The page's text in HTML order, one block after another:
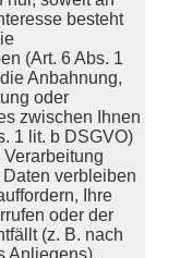
besteht
(Art. 6 Abs. 1
Anbahnung,
oder
zwischen Ihnen
1 lit. b DSGVO)
verbleiben
Ihre
oder der
(z. B. nach
Anliegens).